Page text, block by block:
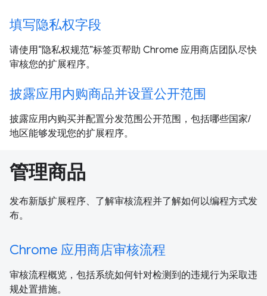
填写隐私权字段
请使用“隐私权规范”标签页帮助 Chrome 应用商店团队尽快
审核您的扩展程序。
披露应用内购商品并设置公开范围
披露应用内购买并配置分发范围公开范围，包括哪些国家/
地区能够发现您的扩展程序。
管理商品
发布新版扩展程序、了解审核流程并了解如何以编程方式发
布。
Chrome 应用商店审核流程
审核流程概览，包括系统如何针对检测到的违规行为采取违
规处置措施。